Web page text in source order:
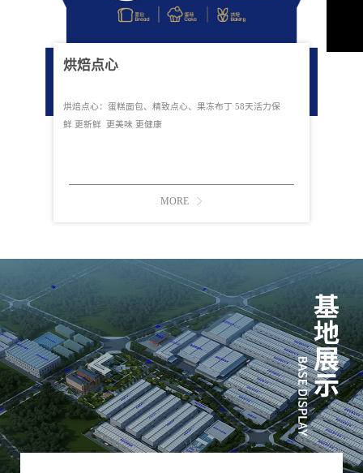
烘焙点心
烘焙点心：蛋糕面包、精致点心、果冻布丁 58天活力保
鲜 更新鲜 更美味 更健康
MORE